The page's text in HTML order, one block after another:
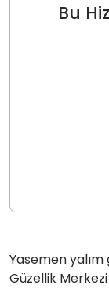
Bu
Yasemen
Güzellik